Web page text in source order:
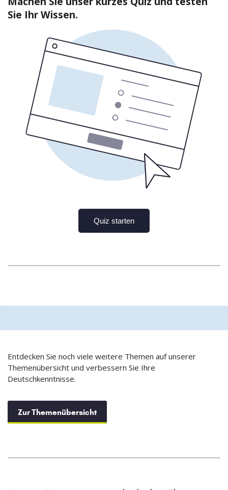
Entdecken Sie noch viele weitere Themen auf unserer
Themenübersicht und verbessern Sie Ihre
Deutschkenntnisse.
Zur Themenübersicht